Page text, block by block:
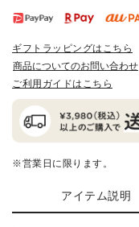
ギフトラッピングはこちら
商品についてのお問い合わせ
ご利用ガイドはこちら
※営業日に限ります。
アイテム説明